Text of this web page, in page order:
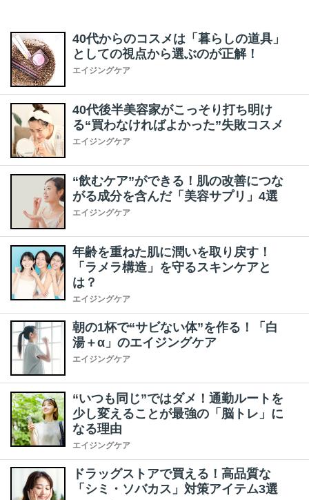
40代からのコスメは「暮らしの道具」
としての視点から選ぶのが正解！
エイジングケア
40代後半美容家がこっそり打ち明け
る“買わなければよかった”失敗コスメ
エイジングケア
“飲むケア”ができる！肌の改善につな
がる成分を含んだ「美容サプリ」4選
エイジングケア
年齢を重ねた肌に潤いを取り戻す！
「ラメラ構造」を守るスキンケアと
は？
エイジングケア
朝の1杯で“サビない体”を作る！「白
湯＋α」のエイジングケア
エイジングケア
“いつも同じ”ではダメ！通勤ルートを
少し変えることが最強の「脳トレ」に
なる理由
エイジングケア
ドラッグストアで買える！高品質な
「シミ・ソバカス」対策アイテム3選